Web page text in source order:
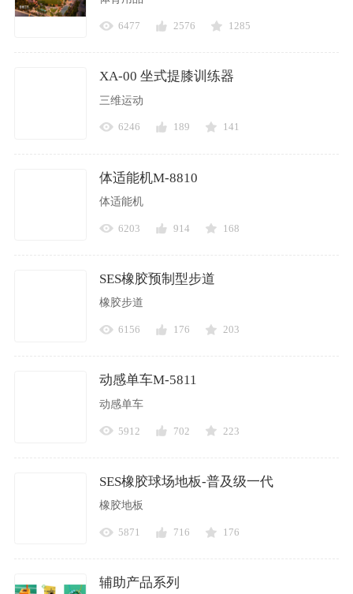
6477 2576 1285
XA-00 坐式提膝训练器
三维运动
6246 189 141
体适能机M-8810
体适能机
6203 914 168
SES橡胶预制型步道
橡胶步道
6156 176 203
动感单车M-5811
动感单车
5912 702 223
SES橡胶球场地板-普及级一代
橡胶地板
5871 716 176
辅助产品系列